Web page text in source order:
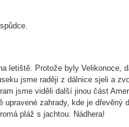
letiště. Protože byly Velikonoce,
jsme raději z dálnice sjeli a
jsme viděli další jinou část
zahrady, kde je dřevěný
pláž s jachtou. Nádhera!